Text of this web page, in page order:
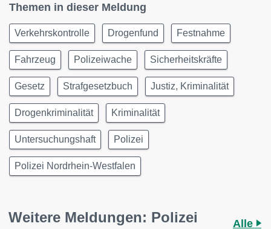
Themen in dieser Meldung
Verkehrskontrolle Drogenfund Festnahme
Fahrzeug Polizeiwache Sicherheitskräfte
Gesetz Strafgesetzbuch Justiz, Kriminalität
Drogenkriminalität Kriminalität
Untersuchungshaft Polizei
Polizei Nordrhein-Westfalen
Weitere Meldungen: Polizei
Alle